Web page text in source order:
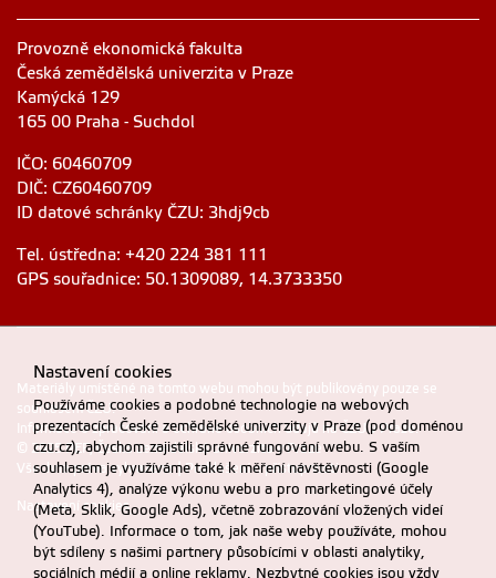
Provozně ekonomická fakulta
Česká zemědělská univerzita v Praze
Kamýcká 129
165 00 Praha - Suchdol
IČO: 60460709
DIČ: CZ60460709
ID datové schránky ČZU: 3hdj9cb
Tel. ústředna: +420 224 381 111
GPS souřadnice: 50.1309089, 14.3733350
Materiály umístěné na tomto webu mohou být publikovány pouze se
souhlasem ČZU.
Informace o zpracování a ochraně osobních údajů na ČZU v Praze.
© 2025 PEF, Česká zemědělská univerzita v Praze
Všechna práva vyhrazena |Prohlášení o přístupnosti
Nastavení cookies
Nastavení cookies
Používáme cookies a podobné technologie na webových
prezentacích České zemědělské univerzity v Praze (pod doménou
czu.cz), abychom zajistili správné fungování webu. S vaším
souhlasem je využíváme také k měření návštěvnosti (Google
Analytics 4), analýze výkonu webu a pro marketingové účely
(Meta, Sklik, Google Ads), včetně zobrazování vložených videí
(YouTube). Informace o tom, jak naše weby používáte, mohou
být sdíleny s našimi partnery působícími v oblasti analytiky,
sociálních médií a online reklamy. Nezbytné cookies jsou vždy